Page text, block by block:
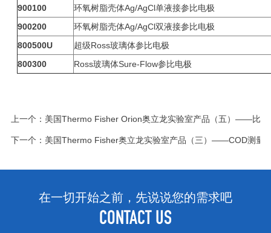
900100
环氧树脂壳体Ag/AgCl单液接参比电极
900200
环氧树脂壳体Ag/AgCl双液接参比电极
800500U
超级Ross玻璃体参比电极
800300
Ross玻璃体Sure-Flow参比电极
上一个： 美国Thermo Fisher Orion奥立龙实验室产品（五）——比色
下一个： 美国Thermo Fisher奥立龙实验室产品（三）——COD测量
在一切开始之前，先说说您的需求吧
CONTACT US